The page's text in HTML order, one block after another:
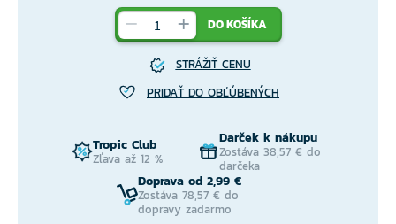
DO KOŠÍKA
STRÁŽIŤ CENU
PRIDAŤ DO OBĽÚBENÝCH
Tropic Club
Zľava až 12 %
Darček k nákupu
Zostáva 38,57 € do
darčeka
Doprava od 2,99 €
Zostáva 78,57 € do
dopravy zadarmo